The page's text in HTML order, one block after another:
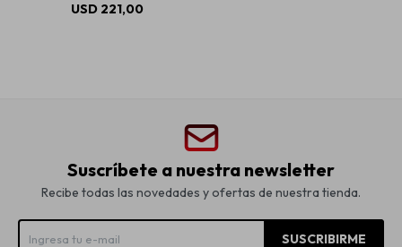
USD 221,00
Suscríbete a nuestra newsletter
Recibe todas las novedades y ofertas de nuestra tienda.
SUSCRIBIRME